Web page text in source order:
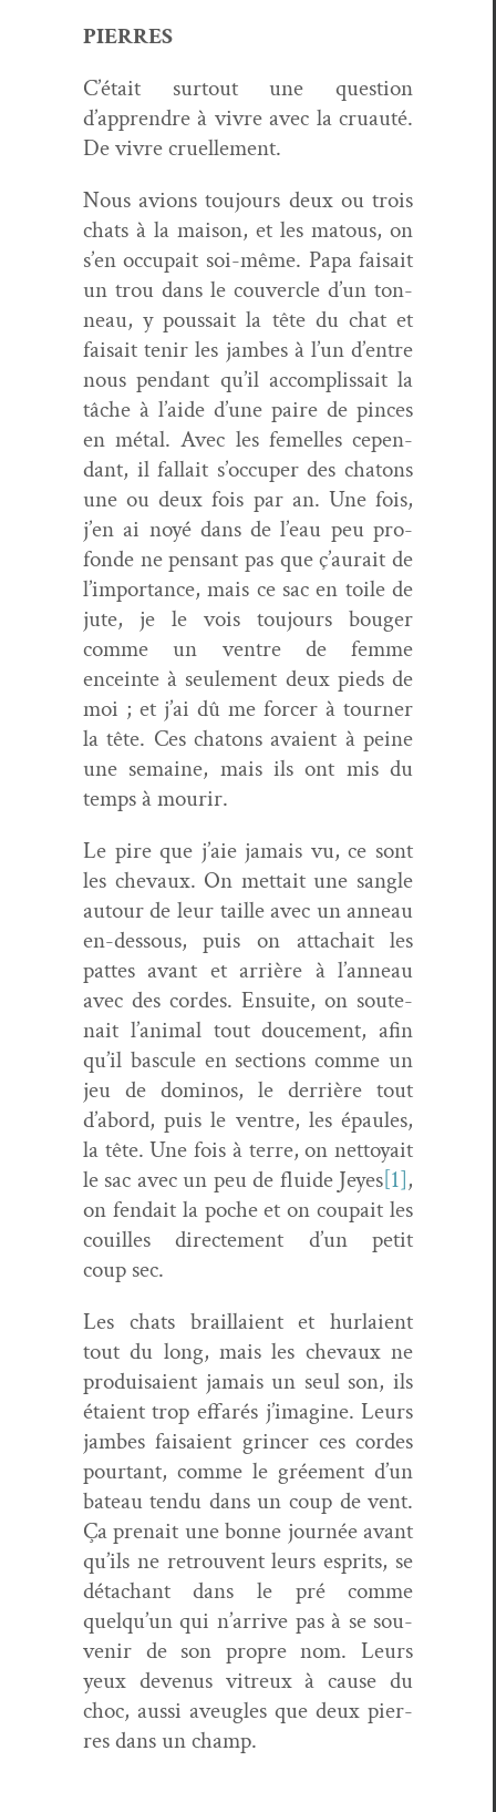
PIERRES
C’était surtout une ques­tion
d’apprendre à vivre avec la cru­auté.
De vivre cruellement.
Nous avions tou­jours deux ou trois
chats à la mai­son, et les matous, on
s’en occu­pait soi-même. Papa fai­sait
un trou dans le cou­ver­cle d’un ton­
neau, y pous­sait la tête du chat et
fai­sait tenir les jambes à l’un d’entre
nous pen­dant qu’il accom­plis­sait la
tâche à l’aide d’une paire de pinces
en métal. Avec les femelles cepen­
dant, il fal­lait s’occuper des cha­tons
une ou deux fois par an. Une fois,
j’en ai noyé dans de l’eau peu pro­
fonde ne pen­sant pas que ç’aurait de
l’importance, mais ce sac en toile de
jute, je le vois tou­jours bouger
comme un ven­tre de femme
enceinte à seule­ment deux pieds de
moi ; et j’ai dû me forcer à tourn­er
la tête. Ces cha­tons avaient à peine
une semaine, mais ils ont mis du
temps à mourir.
Le pire que j’aie jamais vu, ce sont
les chevaux. On met­tait une san­gle
autour de leur taille avec un anneau
en-dessous, puis on attachait les
pattes avant et arrière à l’anneau
avec des cordes. Ensuite, on soute­
nait l’animal tout douce­ment, afin
qu’il bas­cule en sec­tions comme un
jeu de domi­nos, le der­rière tout
d’abord, puis le ven­tre, les épaules,
la tête. Une fois à terre, on net­toy­ait
le sac avec un peu de flu­ide Jeyes[1],
on fendait la poche et on coupait les
couilles directe­ment d’un petit
coup sec.
Les chats brail­laient et hurlaient
tout du long, mais les chevaux ne
pro­dui­saient jamais un seul son, ils
étaient trop effarés j’imagine. Leurs
jambes fai­saient grin­cer ces cordes
pour­tant, comme le grée­ment d’un
bateau ten­du dans un coup de vent.
Ça pre­nait une bonne journée avant
qu’ils ne retrou­vent leurs esprits, se
détachant dans le pré comme
quelqu’un qui n’arrive pas à se sou­
venir de son pro­pre nom. Leurs
yeux devenus vit­reux à cause du
choc, aus­si aveu­gles que deux pier­
res dans un champ.